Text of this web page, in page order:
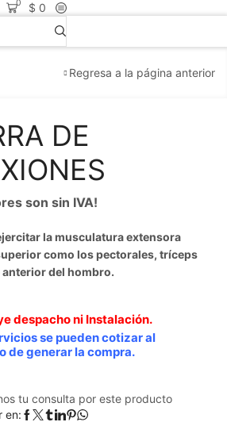
0 $ 0
Regresa a la página anterior
DE
son sin IVA!
la musculatura extensora
como los pectorales, tríceps
anterior del hombro.
despacho ni Instalación.
se pueden cotizar al
de generar la compra.
tu consulta por este producto
en: